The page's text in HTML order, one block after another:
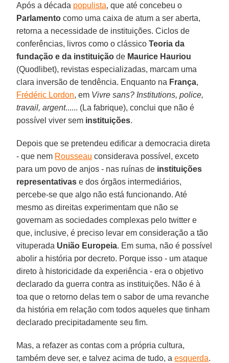
Após a década populista, que até concebeu o
Parlamento como uma caixa de atum a ser aberta,
retorna a necessidade de instituições. Ciclos de
conferências, livros como o clássicoTeoria da
fundação e da instituição de Maurice Hauriou
(Quodlibet), revistas especializadas, marcam uma
clara inversão de tendência. Enquanto na França,
Frédéric Lordon, em Vivre sans? Institutions, police,
travail, argent...... (La fabrique), conclui que não é
possível viver sem instituições.
Depois que se pretendeu edificar a democracia direta
- que nem Rousseau considerava possível, exceto
para um povo de anjos - nas ruínas de instituições
representativas e dos órgãos intermediários,
percebe-se que algo não está funcionando. Até
mesmo as direitas experimentam que não se
governam as sociedades complexas pelo twitter e
que, inclusive, é preciso levar em consideração a tão
vituperada União Europeia. Em suma, não é possível
abolir a história por decreto. Porque isso - um ataque
direto à historicidade da experiência - era o objetivo
declarado da guerra contra as instituições. Não é à
toa que o retorno delas tem o sabor de uma revanche
da história em relação com todos aqueles que tinham
declarado precipitadamente seu fim.
Mas, a refazer as contas com a própria cultura,
também deve ser, e talvez acima de tudo, aesquerda.